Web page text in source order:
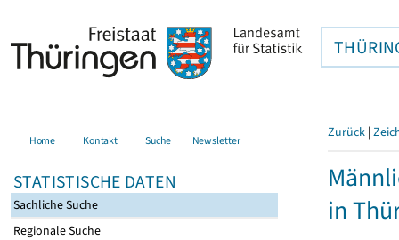
Home Kontakt Suche Newsletter
STATISTISCHE DATEN
Sachliche Suche
Regionale Suche
Zurück |
in